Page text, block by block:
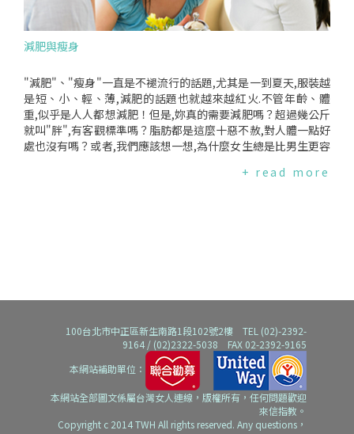
減肥與瘦身
"減肥"、"瘦身"一直是不褪流行的話題,尤其是一到夏天,服裝越
是短、小、輕、薄,減肥的話題也就越來越紅火.不管年齡、體
重,似乎是人人都想減肥！但是,妳真的需要減肥嗎？超過幾公斤
就叫"胖",有客觀標準嗎？脂肪都是這麼十惡不赦,對人體一點好
處也沒有嗎？或者,我們應該想一想,為什麼女生總是比男生更容
個人告訴妳"不會啊！我覺得妳的身材剛剛好.",但是妳一點都不
院衛生署將成人標準身體質量指數(BMI)設定在18.5~24.BMI小
為輕度肥胖,BMI值介於30~35為中度肥胖,BMI於35為重度肥胖.
再者,根據亞太地區肥胖指標則指出,因為亞洲人口的特質與歐美
不同,因此BMI值必須向下調整,也就是說,BMI18.5~23屬於標準
體重,23~24.9則是過重,BMI超過25,即列名肥胖一族.舉例來說,
一身高160公分,體重55公斤的女生,BMI值＝55÷(1.6×1.6)＝2
1.48,屬於標準體重的範圍,還不需要減重.如果同樣身高,75公斤,
則BMI值＝29.30,即屬於過重了.所以,算一算,妳過重了嗎?!而一
+ read more
100台北市中正區新生南路1段102號2樓 TEL (02)-2392-
9164 / (02)2322-5038 FAX 02-2392-9165
本網站補助單位：
本網站全部圖文係屬台灣女人連線，版權所有，任何問題歡迎
來信指教。
Copyright c 2014 TWH All rights reserved. Any questions，